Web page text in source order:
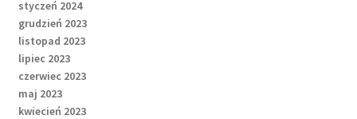
styczeń 2024
grudzień 2023
listopad 2023
lipiec 2023
czerwiec 2023
maj 2023
kwiecień 2023